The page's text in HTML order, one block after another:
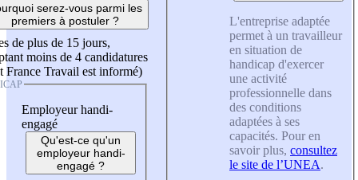
serez-vous parmi les
premiers à postuler ?
de plus de 15 jours,
moins de 4 candidatures
France Travail est informé)
Employeur handi-
engagé
Qu'est-ce qu'un
employeur handi-
engagé ?
L'entreprise adaptée
permet à un travailleur
en situation de
handicap d'exercer
une activité
professionnelle dans
des conditions
adaptées à ses
capacités. Pour en
savoir plus, consultez
le site de l’UNEA.